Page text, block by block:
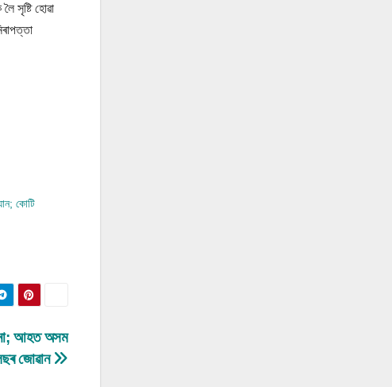
সৃষ্টি হোৱা
কোটি
আহত অসম
জোৱান